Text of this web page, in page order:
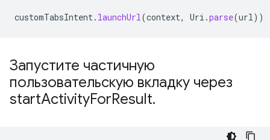
customTabsIntent. launchUrl(context, Uri .parse(url))
Запустите частичную
пользовательскую вкладку через
startActivityForResult.